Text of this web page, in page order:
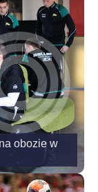
obozie w